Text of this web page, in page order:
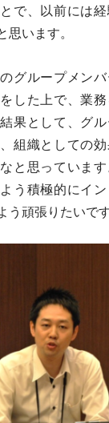
で、以前には
思います。
グループメン
した上で、業
果として、グ
組織としての
と思っていま
う積極的にイ
う頑張りたいです